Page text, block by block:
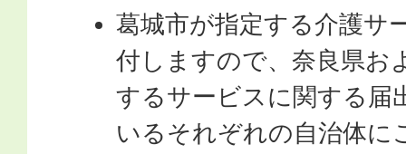
葛城市が指定する介護サ
付しますので、奈良県お
するサービスに関する届
いるそれぞれの自治体に